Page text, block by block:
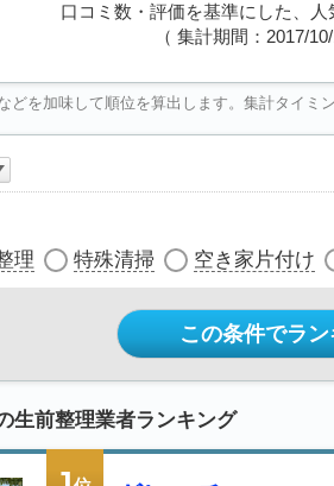
口コミ数・評価を基準にした、人
（ 集計期間：2017/
を加味して順位を算出します。集計タイミ
理 特殊清掃 空き家片付け
この条件でラ
生前整理業者ランキング